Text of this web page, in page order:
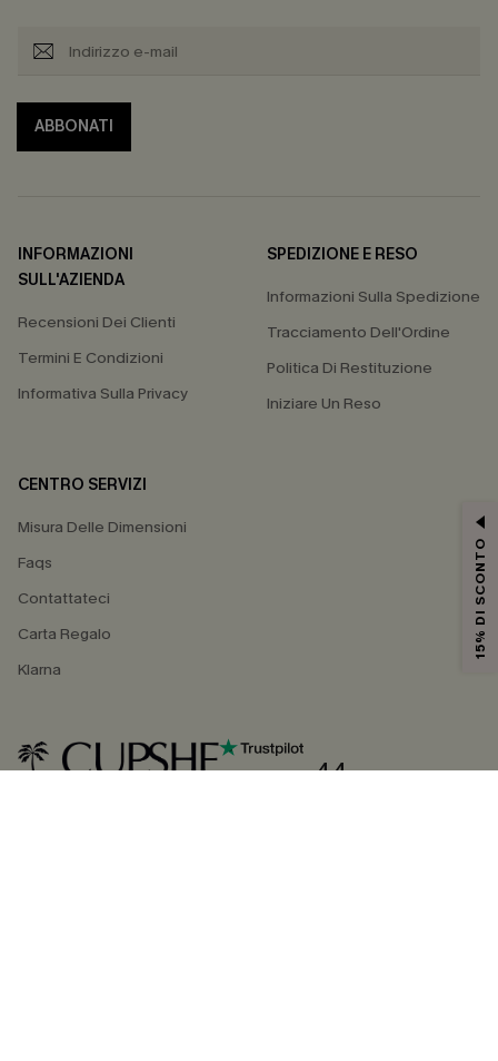
ABBONATI
INFORMAZIONI
SULL'AZIENDA
Recensioni Dei Clienti
Termini E Condizioni
Informativa Sulla Privacy
SPEDIZIONE E RESO
Informazioni Sulla Spedizione
Tracciamento Dell'Ordine
Politica Di Restituzione
Iniziare Un Reso
CENTRO SERVIZI
Misura Delle Dimensioni
Faqs
Contattateci
Carta Regalo
Klarna
4.4
15% DI SCONTO